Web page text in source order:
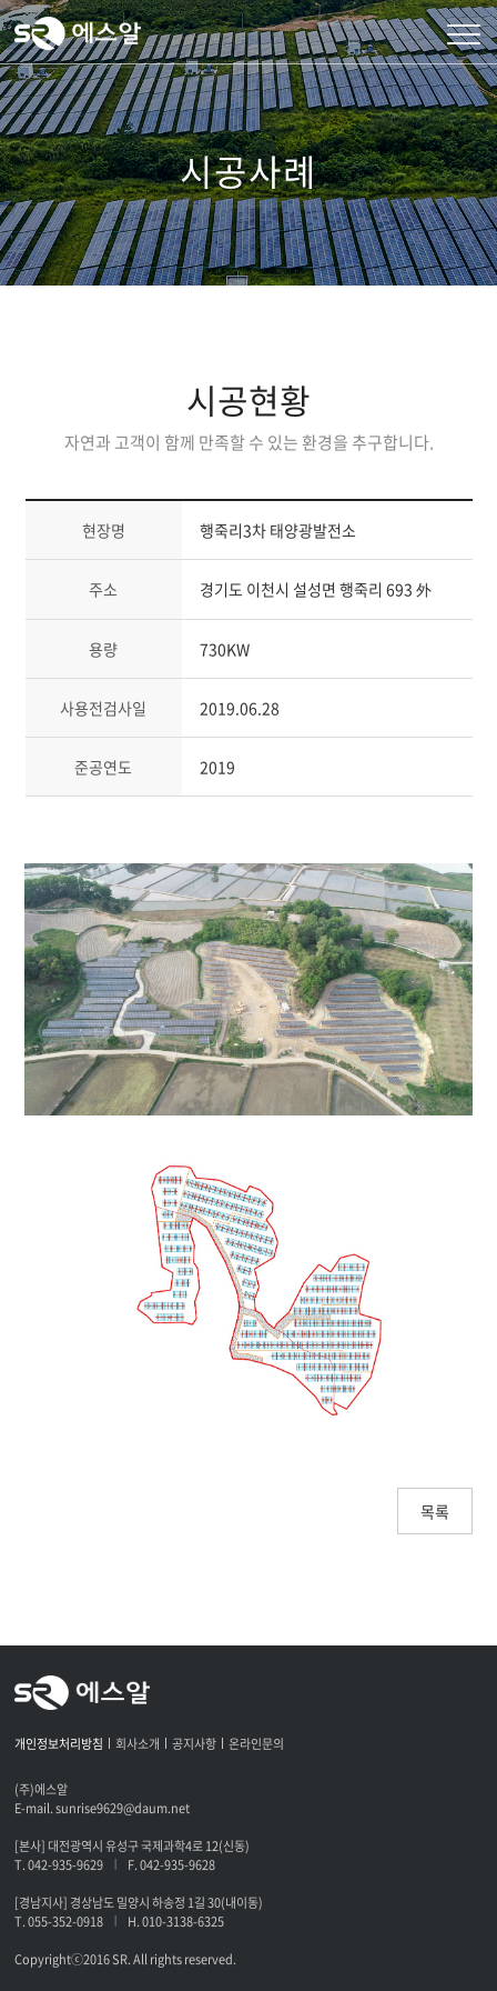
시공사례
시공현황
자연과 고객이 함께 만족할 수 있는 환경을 추구합니다.
현장명 행죽리3차 태양광발전소
주소 경기도 이천시 설성면 행죽리 693 外
용량 730KW
사용전검사일 2019.06.28
준공연도 2019
목록
개인정보처리방침 회사소개 공지사항 온라인문의
(주)에스알
E-mail. sunrise9629@daum.net
[본사] 대전광역시 유성구 국제과학4로 12(신동)
T. 042-935-9629
|
F. 042-935-9628
[경남지사] 경상남도 밀양시 하송정 1길 30(내이동)
T. 055-352-0918
|
H. 010-3138-6325
Copyrightⓒ2016 SR. All rights reserved.